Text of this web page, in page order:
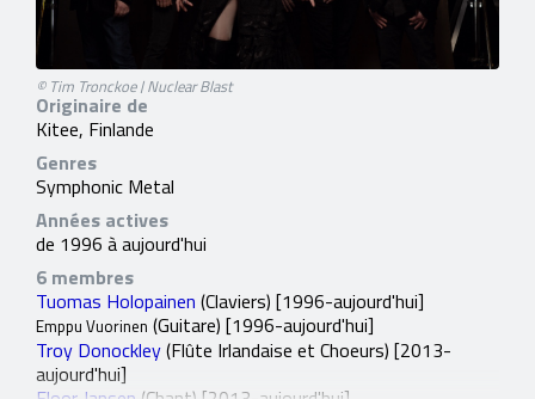
© Tim Tronckoe | Nuclear Blast
Originaire de
Kitee, Finlande
Genres
Symphonic Metal
Années actives
de 1996 à aujourd'hui
6 membres
Tuomas Holopainen (Claviers) [1996-aujourd'hui]
Emppu Vuorinen (Guitare) [1996-aujourd'hui]
Troy Donockley(Flûte Irlandaise et Choeurs) [2013-
aujourd'hui]